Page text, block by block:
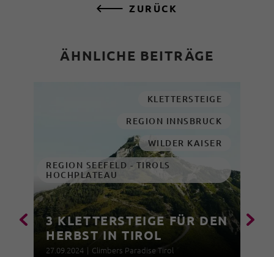
ZURÜCK
ÄHNLICHE BEITRÄGE
KLETTERSTEIGE
REGION INNSBRUCK
WILDER KAISER
REGION SEEFELD - TIROLS
HOCHPLATEAU
3 KLETTERSTEIGE FÜR DEN
HERBST IN TIROL
27.09.2024 | Climbers Paradise Tirol